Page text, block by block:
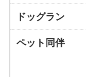
ドッグラン
ペット同伴